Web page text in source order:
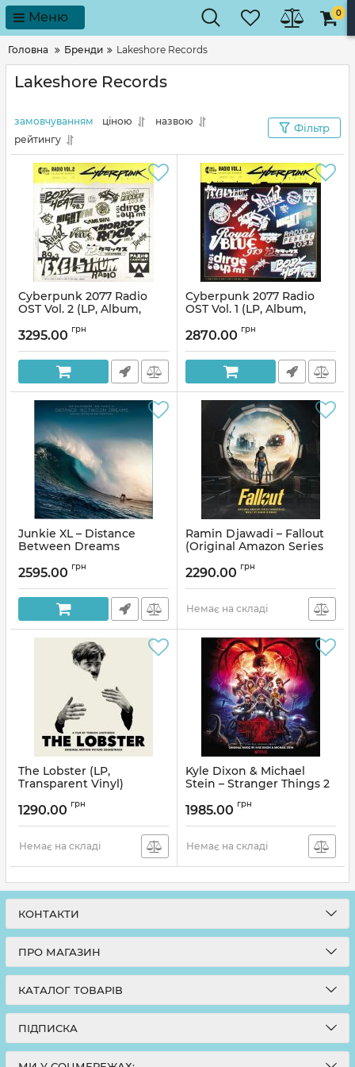
Меню 0
Головна Бренди Lakeshore Records
Lakeshore Records
замовчуванням ціною
назвою
рейтингу
Фільтр
Cyberpunk 2077 Radio
OST Vol. 2 (LP, Album,
Артикул: 290828
3295.00 грн
Cyberpunk 2077 Radio
OST Vol. 1 (LP, Album,
Артикул: 290788
2870.00 грн
Junkie XL – Distance
Between Dreams
Soundtrack) (2LP, Album,
Артикул: 290764
2595.00 грн
Ramin Djawadi – Fallout
(Original Amazon Series
Stereo, Yellow and Blue
2290.00 грн
Немає на складі
The Lobster (LP,
Transparent Vinyl)
1290.00 грн
Немає на складі
Kyle Dixon & Michael
Stein – Stranger Things 2
(2LP, Album, 180g, Vinyl)
Артикул: 269771
1985.00 грн
Немає на складі
КОНТАКТИ
ПРО МАГАЗИН
КАТАЛОГ ТОВАРІВ
ПІДПИСКА